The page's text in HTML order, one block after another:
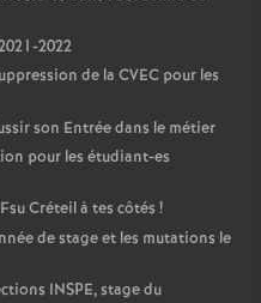
2022
de la CVEC pour les
son Entrée dans le métier
pour les étudiant-es
Créteil à tes côtés !
de stage et les mutations le
INSPE, stage du